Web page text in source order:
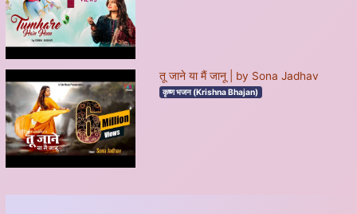
तू जाने या मैं जानू | by Sona Jadhav
कृष्ण भजन (Krishna Bhajan)